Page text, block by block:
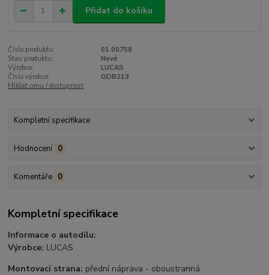
Přidat do košíku
Číslo produktu:
01.00758
Stav produktu:
Nové
Výrobce:
LUCAS
Číslo výrobce:
GDB213
Hlídat cenu / dostupnost
Kompletní specifikace
Hodnocení 0
Komentáře 0
Kompletní specifikace
Informace o autodílu:
Výrobce: LUCAS
Montovací strana: přední náprava - oboustranná